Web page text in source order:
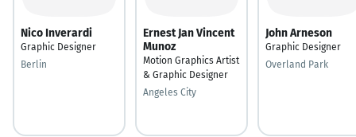
Nico Inverardi
Graphic Designer
Berlin
Ernest Jan Vincent
Munoz
Motion Graphics Artist
& Graphic Designer
Angeles City
John Arneson
Graphic Designer
Overland Park